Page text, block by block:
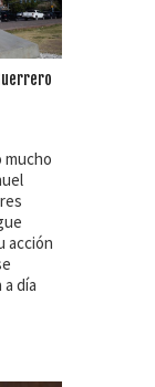
mucho
acción
día